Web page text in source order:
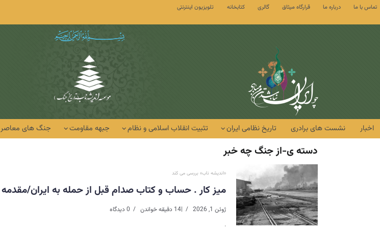
تماس با ما درباره ما قرارگاه میثاق گالری کتابخانه تلویزیون اینترنتی
اخبار نشست های برادری تاریخ نظامی ایران تثبیت انقلاب اسلامی و نظام جبهه مقاومت جنگ های معاصر
دسته ی-از جنگ چه خبر
«اندیشه ناب» بررسی می کند
میز کار . حساب و کتاب صدام قبل از حمله به ایران/مقدمه
ژوئن 1, 2026 |14 دقیقه خواندن 0 دیدگاه
.